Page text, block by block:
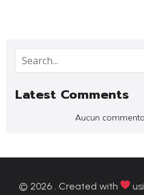
Latest Comments
Aucun
© 2026 . Created with